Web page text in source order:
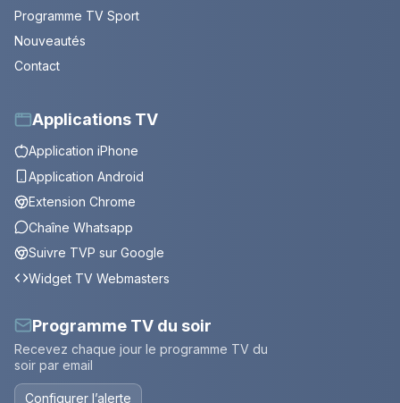
Programme TV Sport
Nouveautés
Contact
Applications TV
Application iPhone
Application Android
Extension Chrome
Chaîne Whatsapp
Suivre TVP sur Google
Widget TV Webmasters
Programme TV du soir
Recevez chaque jour le programme TV du
soir par email
Configurer l’alerte